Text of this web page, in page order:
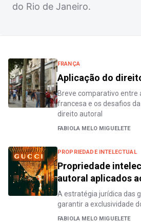
do Rio de Janeiro.
FRANÇA
Aplicação do
Breve comparativo entre
francesa e os desafios
direito autoral
FABIOLA MELO MIGUELETE
PROPRIEDADE INTELECTUAL
Propriedade
autoral aplicados
A estratégia jurídica das
garantir a exclusividade
FABIOLA MELO MIGUELETE